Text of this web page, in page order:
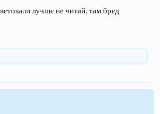
лучше не читай, там бред